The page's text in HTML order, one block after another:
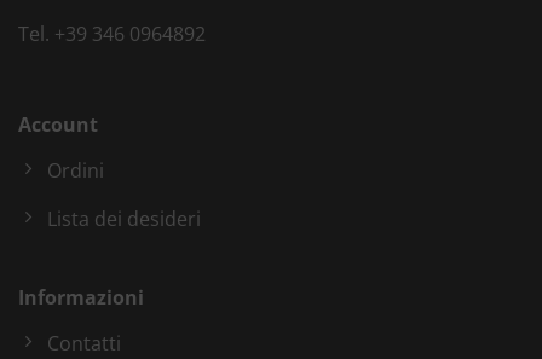
Tel. +39 346 0964892
Account
Ordini
Lista dei desideri
Informazioni
Contatti